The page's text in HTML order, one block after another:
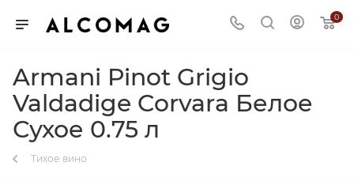
0
Armani Pinot Grigio
Valdadige Corvara Белое
Сухое 0.75 л
Тихое вино